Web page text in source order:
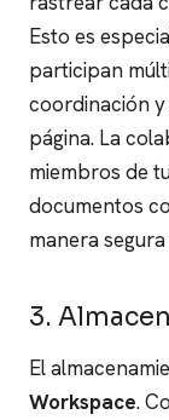
Esto es
participan
coordinación y
página. La
miembros de
documentos
manera
3.
El
Workspace.